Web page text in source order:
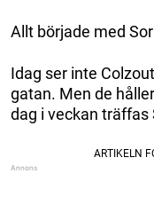
Allt började med
Idag ser inte
gatan. Men de
dag i veckan träffas